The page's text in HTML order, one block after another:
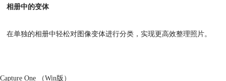
相册中的变体
在单独的相册中轻松对图像变体进行分类，实现更高效整理照片。
Capture One （Win版）